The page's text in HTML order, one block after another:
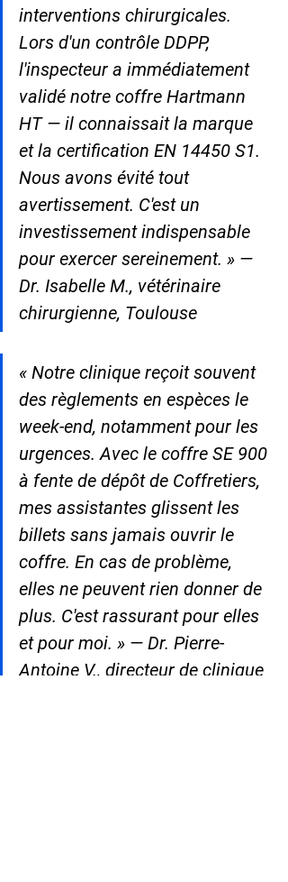
interventions chirurgicales.
Lors d'un contrôle DDPP,
l'inspecteur a immédiatement
validé notre coffre Hartmann
HT — il connaissait la marque
et la certification EN 14450 S1.
Nous avons évité tout
avertissement. C'est un
investissement indispensable
pour exercer sereinement. » —
Dr. Isabelle M., vétérinaire
chirurgienne, Toulouse
« Notre clinique reçoit souvent
des règlements en espèces le
week-end, notamment pour les
urgences. Avec le coffre SE 900
à fente de dépôt de Coffretiers,
mes assistantes glissent les
billets sans jamais ouvrir le
coffre. En cas de problème,
elles ne peuvent rien donner de
plus. C'est rassurant pour elles
et pour moi. » — Dr. Pierre-
Antoine V., directeur de clinique